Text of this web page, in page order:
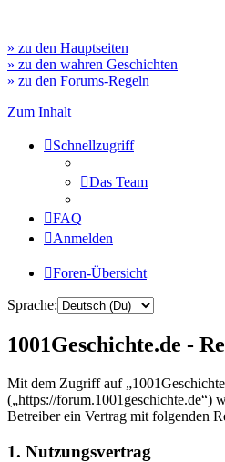
» zu den Hauptseiten
» zu den wahren Geschichten
» zu den Forums-Regeln
Zum Inhalt
Schnellzugriff
Das Team
FAQ
Anmelden
Foren-Übersicht
Sprache:
1001Geschichte.de -
Mit dem Zugriff auf
(„https://forum.1001geschichte.de“)
Betreiber ein Vertrag mit folgenden
1. Nutzungsvertrag